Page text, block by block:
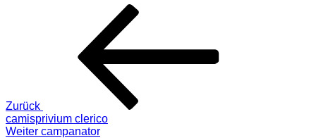
Beitragsnavigation
Zurück
camisprivium clerico
Nächster
Weiter campanator